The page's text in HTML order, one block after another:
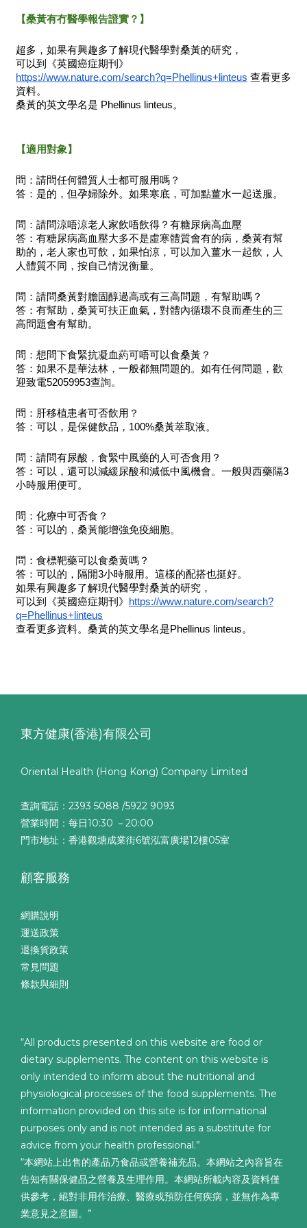
【桑黃有冇醫學報告證實？】
超多，如果有興趣多了解現代醫學對桑黃的研究，
可以到《英國癌症期刊》
https://www.nature.com/search?q=Phellinus+linteus 查看更多
資料。
桑黃的英文學名是 Phellinus linteus。
【適用對象】
問：請問任何體質人士都可服用嗎？
答：是的，但孕婦除外。如果寒底，可加點薑水一起送服。
問：請問涼唔涼老人家飲唔飲得？有糖尿病高血壓
答：有糖尿病高血壓大多不是虛寒體質會有的病，桑黃有幫
助的，老人家也可飲，如果怕涼，可以加入薑水一起飲，人
人體質不同，按自己情況衡量。
問：請問桑黃對膽固醇過高或有三高問題，有幫助嗎？
答：有幫助，桑黃可扶正血氣，對體內循環不良而產生的三
高問題會有幫助。
問：想問下食緊抗凝血葯可唔可以食桑黃？
答：如果不是華法林，一般都無問題的。如有任何問題，歡
迎致電52059953查詢。
問：肝移植患者可否飲用？
答：可以，是保健飲品，100%桑黃萃取液。
問：請問有尿酸，食緊中風藥的人可否食用？
答：可以，還可以減緩尿酸和減低中風機會。一般與西藥隔3
小時服用便可。
問：化療中可否食？
答：可以的，桑黃能增強免疫細胞。
問：食標靶藥可以食桑黄嗎？
答：可以的，隔開3小時服用。這樣的配搭也挺好。
如果有興趣多了解現代醫學對桑黃的研究，
可以到《英國癌症期刊》 https://www.nature.com/search?
q=Phellinus+linteus
查看更多資料。桑黃的英文學名是Phellinus linteus。
東方健康(香港)有限公司
Oriental Health (Hong Kong) Company Limited
查詢電話：2393 5088 /5922 9093
營業時間：每日10:30 －20:00
門市地址：香港觀塘成業街6號泓富廣場12樓05室
顧客服務
網購說明
運送政策
退換貨政策
常見問題
條款與細則
“All products presented on this website are food or
dietary supplements. The content on this website is
only intended to inform about the nutritional and
physiological processes of the food supplements. The
information provided on this site is for informational
purposes only and is not intended as a substitute for
advice from your health professional.”
“本網站上出售的產品乃食品或營養補充品。本網站之內容旨在
告知有關保健品之營養及生理作用。本網站所載內容及資料僅
供參考，絕對非用作治療、醫療或預防任何疾病，並無作為專
業意見之意圖。”